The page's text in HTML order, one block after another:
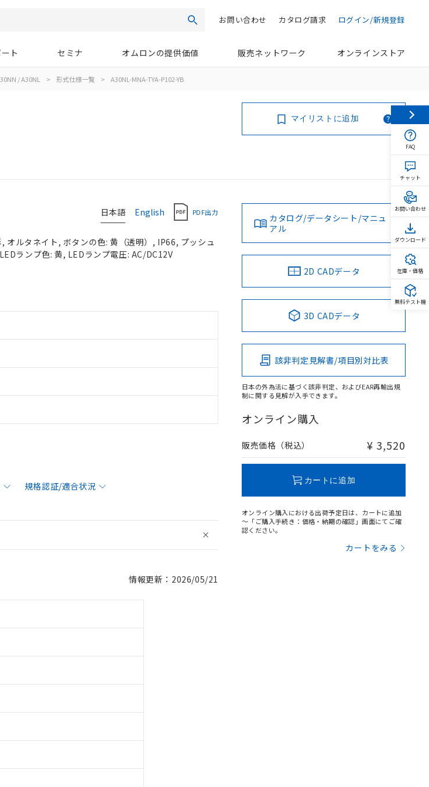
検索 ログイン/新規登録
カタログ請求
お問い合わせ
ト セミナ オムロンの提供価値 販売ネットワーク オンラインストア
/ A30NL > 形式仕様一覧 > A30NL-MNA-TYA-P102-YB
マイリストに追加
日本語 English PDF出力
ルタネイト, ボタンの色: 黄（透明）, IP66, プッシュ
ランプ色: 黄, LEDランプ電圧: AC/DC12V
規格認証/適合状況
情報更新：2026/05/21
カタログ/データシート/マニュ
アル
2D CADデータ
3D CADデータ
該非判定見解書/項目別対比表
日本の外為法に基づく該非判定、およびEAR再輸出規
制に関する見解が入手できます。
オンライン購入
販売価格（税込） ¥ 3,520
カートに追加
オンライン購入における出荷予定日は、カートに追加
～「ご購入手続き：価格・納期の確認」画面にてご確
認ください。
カートをみる
FAQ
チャット
お問い合わせ
ダウンロード
在庫・価格
無料テスト機